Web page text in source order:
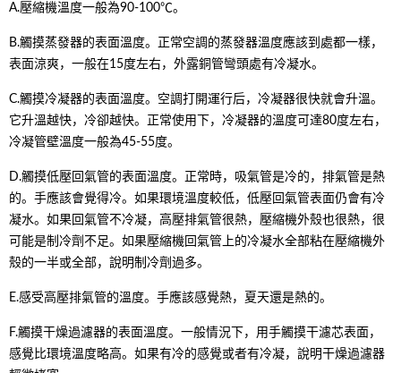
A.壓縮機溫度一般為90-100℃。
B.觸摸蒸發器的表面溫度。正常空調的蒸發器溫度應該到處都一樣，
表面涼爽，一般在15度左右，外露銅管彎頭處有冷凝水。
C.觸摸冷凝器的表面溫度。空調打開運行后，冷凝器很快就會升溫。
它升溫越快，冷卻越快。正常使用下，冷凝器的溫度可達80度左右，
冷凝管壁溫度一般為45-55度。
D.觸摸低壓回氣管的表面溫度。正常時，吸氣管是冷的，排氣管是熱
的。手應該會覺得冷。如果環境溫度較低，低壓回氣管表面仍會有冷
凝水。如果回氣管不冷凝，高壓排氣管很熱，壓縮機外殼也很熱，很
可能是制冷劑不足。如果壓縮機回氣管上的冷凝水全部粘在壓縮機外
殼的一半或全部，說明制冷劑過多。
E.感受高壓排氣管的溫度。手應該感覺熱，夏天還是熱的。
F.觸摸干燥過濾器的表面溫度。一般情況下，用手觸摸干濾芯表面，
感覺比環境溫度略高。如果有冷的感覺或者有冷凝，說明干燥過濾器